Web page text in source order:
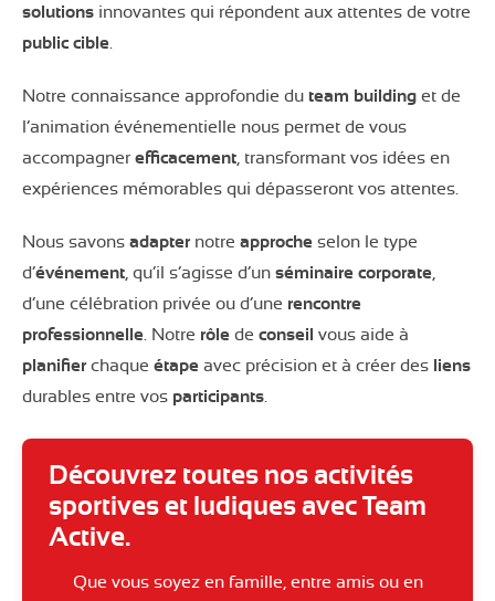
solutions innovantes qui répondent aux attentes de votre
public cible
Notre connaissance approfondie du team building et de
l’animation événementielle nous permet de vous
accompagner efficacement , transformant vos idées en
expériences mémorables qui dépasseront vos attentes.
Nous savons adapternotre approche selon le type
d’événement , qu’il s’agisse d’un séminaire corporate
d’une célébration privée ou d’une rencontre
professionnelle . Notre rôle de conseil vous aide à
planifierchaque étape avec précision et à créer des liens
durables entre vos participants
Découvrez toutes nos activités
sportives et ludiques avec Team
Active.
Que vous soyez en famille, entre amis ou en